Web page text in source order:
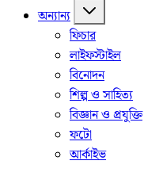
অন্যান্য
ফিচার
লাইফস্টাইল
বিনোদন
শিল্প ও সাহিত্য
বিজ্ঞান ও প্রযুক্তি
ফটো
আর্কাইভ